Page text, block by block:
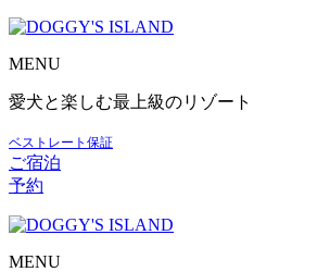
MENU
愛犬と楽しむ最上級のリゾート
ベストレート保証
ご宿泊
予約
MENU